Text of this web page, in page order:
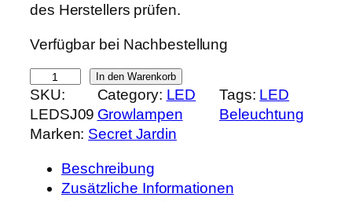
g
i
c
h
e
r
e
e
P
r
e
i
s
s
t
des Herstellers prüfen.
Verfügbar bei Nachbestellung
e
c
r
In den Warenkorb
SKU:
LEDSJ09
Category: LED
Growlampen
Tags: LED
Beleuchtung
Marken: Secret Jardin
Beschreibung
Zusätzliche Informationen